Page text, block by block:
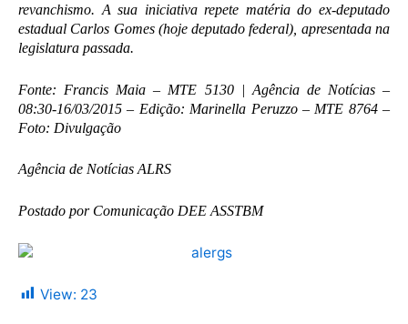
revanchismo. A sua iniciativa repete matéria do ex-deputado
estadual Carlos Gomes (hoje deputado federal), apresentada na
legislatura passada.
Fonte: Francis Maia – MTE 5130 | Agência de Notícias –
08:30-16/03/2015 – Edição: Marinella Peruzzo – MTE 8764 –
Foto: Divulgação
Agência de Notícias ALRS
Postado por Comunicação DEE ASSTBM
View: 23